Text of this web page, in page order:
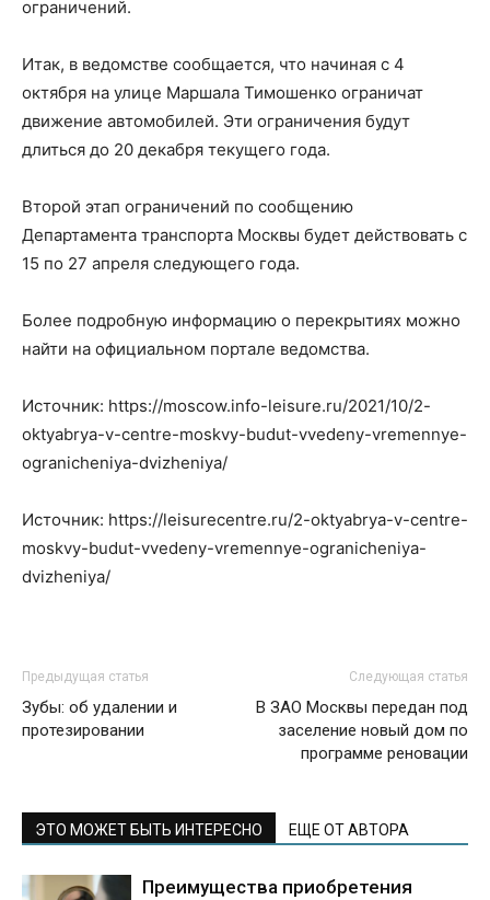
ограничений.
Итак, в ведомстве сообщается, что начиная с 4
октября на улице Маршала Тимошенко ограничат
движение автомобилей. Эти ограничения будут
длиться до 20 декабря текущего года.
Второй этап ограничений по сообщению
Департамента транспорта Москвы будет действовать с
15 по 27 апреля следующего года.
Более подробную информацию о перекрытиях можно
найти на официальном портале ведомства.
Источник: https://moscow.info-leisure.ru/2021/10/2-
oktyabrya-v-centre-moskvy-budut-vvedeny-vremennye-
ogranicheniya-dvizheniya/
Источник: https://leisurecentre.ru/2-oktyabrya-v-centre-
moskvy-budut-vvedeny-vremennye-ogranicheniya-
dvizheniya/
Предыдущая статья
Зубы: об удалении и
протезировании
Следующая статья
В ЗАО Москвы передан под
заселение новый дом по
программе реновации
ЭТО МОЖЕТ БЫТЬ ИНТЕРЕСНО ЕЩЕ ОТ АВТОРА
Преимущества приобретения